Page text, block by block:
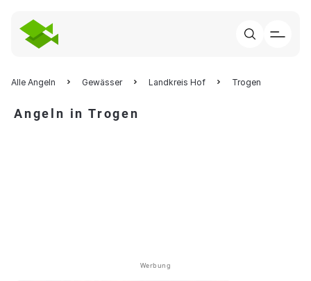
Alle Angeln Gewässer Landkreis Hof Trogen
Angeln in Trogen
Werbung